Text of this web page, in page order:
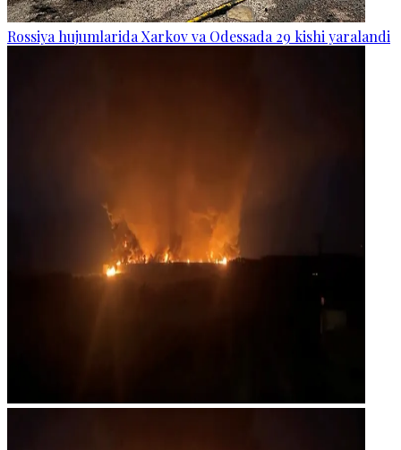
Rossiya hujumlarida Xarkov va Odessada 29 kishi yaralandi